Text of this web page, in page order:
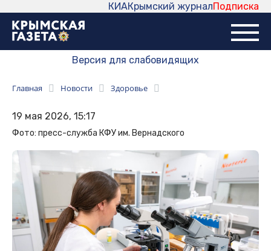
Подписка
Крымский журнал
КИА
Версия для слабовидящих
Главная Новости Здоровье
19 мая 2026, 15:17
Фото: пресс-служба КФУ им. Вернадского